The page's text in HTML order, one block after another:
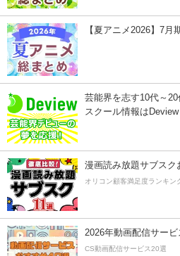
【夏アニメ2026】7月
芸能界を志す10代～
スクール情報はDeview
漫画読み放題サブスク
オリコン顧客満足度ランキン
2026年動画配信サービ
CS動画配信サービス20選